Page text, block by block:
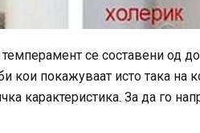
се составени од
кои покажуваат исто така на
карактеристика. За да го